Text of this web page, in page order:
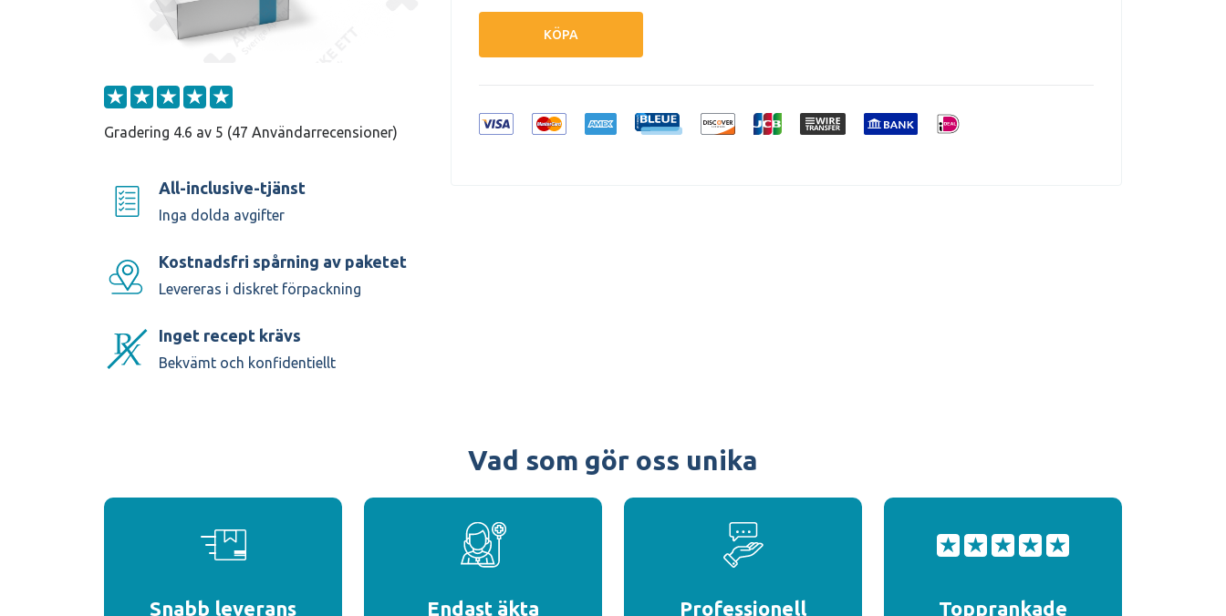
Gradering 4.6 av 5 (47 Användarrecensioner)
All-inclusive-tjänst
Inga dolda avgifter
Kostnadsfri spårning av paketet
Levereras i diskret förpackning
Inget recept krävs
Bekvämt och konfidentiellt
KÖPA
Vad som gör oss unika
Snabb leverans
Endast äkta
Professionell
Topprankade